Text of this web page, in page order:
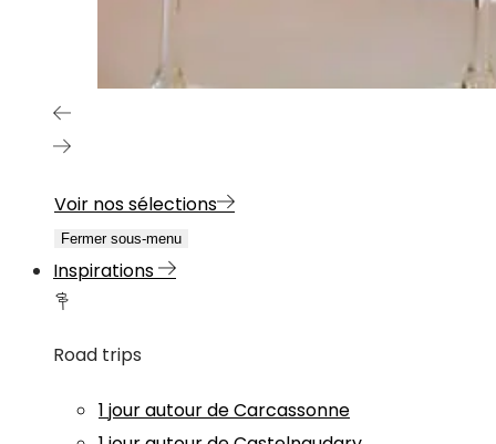
Voir nos sélections
Fermer sous-menu
Inspirations
Road trips
1 jour autour de Carcassonne